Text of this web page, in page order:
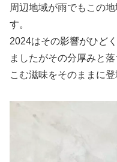
作り手さんから
識していますが,今回
GIFT～をテーマにして
頑張ってきた自分への
周辺地域が雨でもこの
す。
2024はその影響がひど
ましたがその分厚みと
こむ滋味をそのままに登